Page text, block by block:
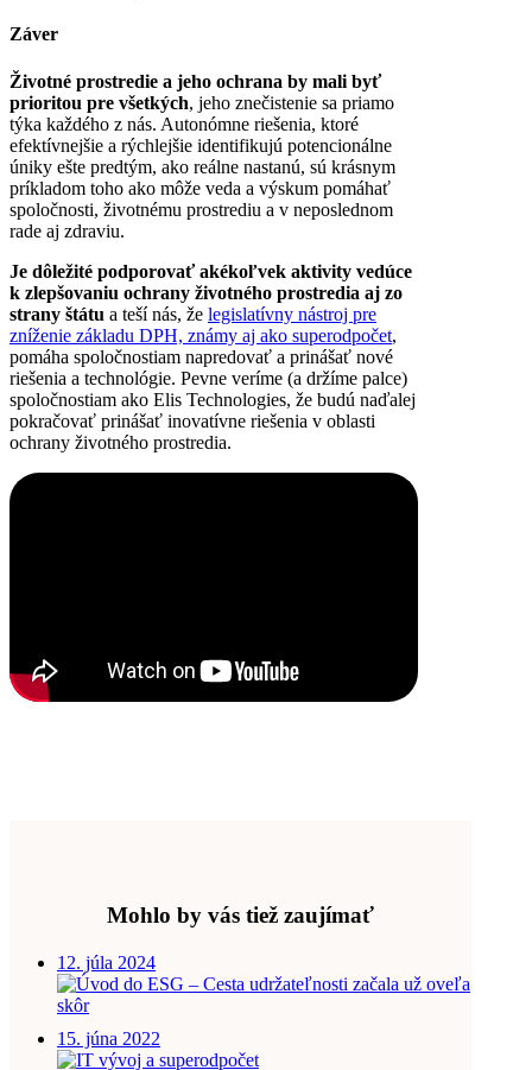
Záver
Životné prostredie a jeho ochrana by mali byť
prioritou pre všetkých, jeho znečistenie sa priamo
týka každého z nás. Autonómne riešenia, ktoré
efektívnejšie a rýchlejšie identifikujú potencionálne
úniky ešte predtým, ako reálne nastanú, sú krásnym
príkladom toho ako môže veda a výskum pomáhať
spoločnosti, životnému prostrediu a v neposlednom
rade aj zdraviu.
Je dôležité podporovať akékoľvek aktivity vedúce
k zlepšovaniu ochrany životného prostredia aj zo
strany štátu a teší nás, že legislatívny nástroj pre
zníženie základu DPH, známy aj ako superodpočet,
pomáha spoločnostiam napredovať a prinášať nové
riešenia a technológie. Pevne veríme (a držíme palce)
spoločnostiam ako Elis Technologies, že budú naďalej
pokračovať prinášať inovatívne riešenia v oblasti
ochrany životného prostredia.
Mohlo by vás tiež zaujímať
12. júla 2024
15. júna 2022